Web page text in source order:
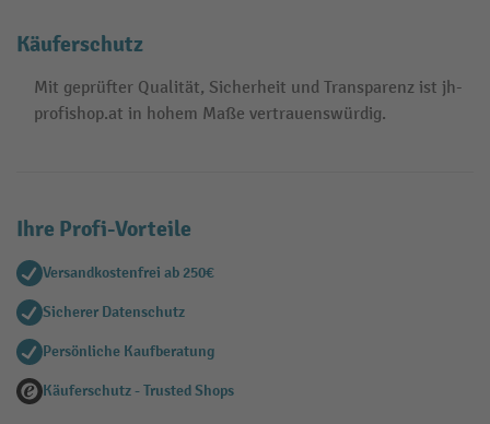
Käuferschutz
Mit geprüfter Qualität, Sicherheit und Transparenz ist jh-
profishop.at in hohem Maße vertrauenswürdig.
Ihre Profi-Vorteile
Versandkostenfrei ab 250€
Sicherer Datenschutz
Persönliche Kaufberatung
Käuferschutz - Trusted Shops